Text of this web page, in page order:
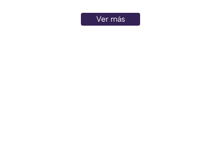
Ver más